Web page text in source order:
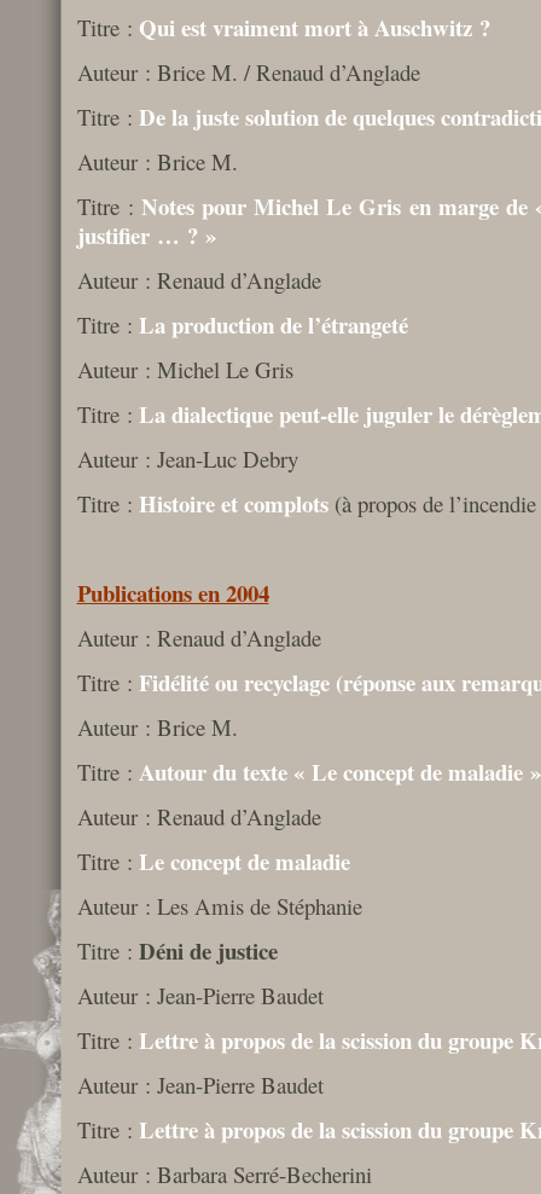
Titre : Qui est vraiment mort à Auschwitz ?
Auteur : Brice M. / Renaud d’Anglade
Titre : De la juste solution de quelques
Auteur : Brice M.
Titre : Notes pour Michel Le Gris en marge de
justifier … ? »
Auteur : Renaud d’Anglade
Titre : La production de l’étrangeté
Auteur : Michel Le Gris
Titre : La dialectique peut-elle juguler le
Auteur : Jean-Luc Debry
Titre : Histoire et complots (à propos de
Publications en 2004
Auteur : Renaud d’Anglade
Titre : Fidélité ou recyclage (réponse aux
Auteur : Brice M.
Titre : Autour du texte « Le concept de maladie
Auteur : Renaud d’Anglade
Titre : Le concept de maladie
Auteur : Les Amis de Stéphanie
Titre : Déni de justice
Auteur : Jean-Pierre Baudet
Titre : Lettre à propos de la scission du groupe
Auteur : Jean-Pierre Baudet
Titre : Lettre à propos de la scission du groupe
Auteur : Barbara Serré-Becherini